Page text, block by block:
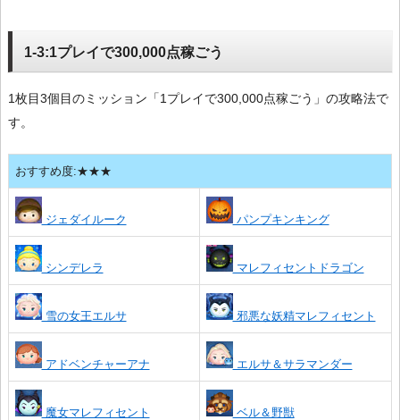
1-3:1プレイで300,000点稼ごう
1枚目3個目のミッション「1プレイで300,000点稼ごう」の攻略法で
す。
おすすめ度:★★★
ジェダイルーク パンプキンキング
シンデレラ マレフィセントドラゴン
雪の女王エルサ 邪悪な妖精マレフィセント
アドベンチャーアナ エルサ＆サラマンダー
魔女マレフィセント ベル＆野獣